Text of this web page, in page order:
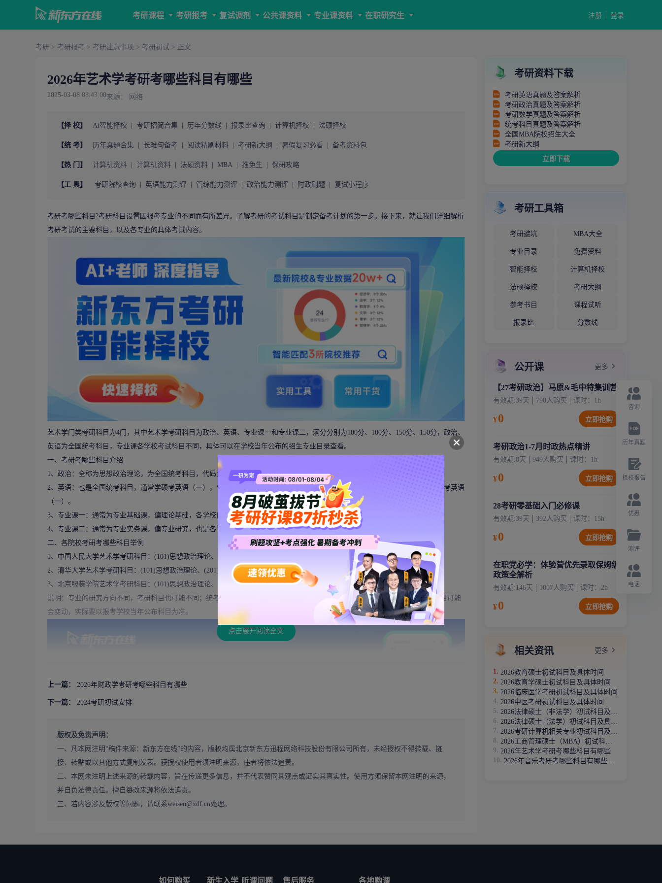
考研课程 考研报考 复试调剂 公共课资料 专业课资料 在职研究生 注册 登录
考研 > 考研报考 > 考研注意事项 > 考研初试 > 正文
2026年艺术学考研考哪些科目有哪些
2025-03-08 08:43:00来源： 网络
【择 校】 Ai智能择校 考研招简合集 历年分数线 报录比查询 计算机择校 法硕择校
【统 考】 历年真题合集 长难句备考 阅读精刷材料 考研新大纲 暑假复习必看 备考资料包
【热 门】 计算机资料 计算机资料 法硕资料 MBA 推免生 保研攻略
【工 具】 考研院校查询 英语能力测评 管综能力测评 政治能力测评 时政刷题 复试小程序
考研考哪些科目?考研科目 设置因报考专业的不同而有所差异。了解考研的考试科目是制定备考计划的第一步。接下来，就让我们详细解析
考研考试的主要科目，以及各专业的具体考试内容。
艺术学门类考研科目为4门，其中艺术学考研科目为政治、英语、专业课一和专业课二，满分分别为100分、100分、150分、150分，政治、
英语为全国统考科目，专业课各学校考试科目不同，具体可以在学校当年公布的招生专业目录查看。
一、考研考哪些科目介绍
1、政治：全称为思想政治理论，为全国统考科目，代码为101。
2、英语：也是全国统考科目，通常学硕考英语（一）， 专硕
考英语（二），代码分别为201和204，另外要求较高的院校，专硕也会考英语
（一）。
3、专业课一：通常为专业基础课，偏理论基础，各学校自主命题，部分院校会采用教育部统考试题。
4、专业课二：通常为专业实务课，偏专业研究，也是各学校自主命题，部分院校会采用教育部统考试题。
二、各院校考研考哪些科目举例
1、 中国人民大学艺术学考研科目：(101)思想政治理论、(201)英语（一）、(612)艺术概论、(812)戏剧影视基础
2、 清华大学艺术学考研科目：(101)思想政治理论、(201)英语（一）、(668)中外艺术史、(887)艺术概论
3、北京服装学院艺术学考研科目：(101)思想政治理论、(201)英语（一）、(610)中外服装史理论类、(803)西方文化
说明：专业的研究方向不同，考研科目也可能不同；统考科目的科目代码相同，非统考科目各学校科目代码并不一样，而且考试科目可能
会变动，实际要以报考学校当年公布科目为准。
点击展开阅读全文
上一篇： 2026年财政学考研考哪些科目有哪些
下一篇： 2024考研初试安排
版权及免责声明：
一、凡本网注明“稿件来源：新东方在线”的内容，版权均属北京新东方迅程网络科技股份有限公司所有，未经授权不得转载、链
接、转贴或以其他方式复制发表。获授权使用者须注明来源，违者将依法追责。
二、本网未注明上述来源的转载内容，旨在传递更多信息，并不代表赞同其观点或证实其真实性。使用方须保留本网注明的来源，
并自负法律责任。擅自篡改来源将依法追责。
三、若内容涉及版权等问题，请联系weisen@xdf.cn处理。
考研资料下载
考研英语真题及答案解析
考研政治真题及答案解析
考研数学真题及答案解析
统考科目真题及答案解析
全国MBA院校招生大全
考研新大纲
立即下载
考研工具箱
考研避坑 MBA大全
专业目录 免费资料
智能择校 计算机择校
法硕择校 考研大纲
参考书目 课程试听
报录比 分数线
公开课 更多
【27考研政治】马原&毛中特集训营
有效期:39天 790人购买 课时： 1 h
¥0 立即抢购
考研政治1-7月时政热点精讲
有效期:8天 949人购买 课时： 1 h
¥0 立即抢购
28考研零基础入门必修课
有效期:39天 392人购买 课时： 15 h
¥0 立即抢购
在职党必学：体验营优先录取保姆级
政策全解析
有效期: 146天 1007人购买 课时： 2 h
¥0 立即抢购
相关资讯 更多
2026教育硕士初试科目及具体时间
2026教育学硕士初试科目及具体时间
2026临床医学考研初试科目及具体时间
2026中医考研初试科目及具体时间
2026法律硕士（非法学）初试科目及具体时间
2026法律硕士（法学）初试科目及具体时间
2026考研计算机相关专业初试科目及具体时间
2026工商管理硕士（MBA）初试科目及具体时间
2026年艺术学考研考哪些科目有哪些
2026年音乐考研考哪些科目有哪些（专硕）
如何购买 新生入学 听课问题 售后服务 各地购课
咨询
历年真题
择校报告
优惠
测评
电话